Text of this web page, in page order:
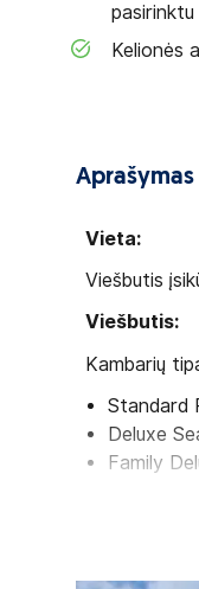
pasirinktu
Kelionės
Aprašymas
Vieta:
Viešbutis
Viešbutis:
Kambarių
Standard
Deluxe
Family
Classic